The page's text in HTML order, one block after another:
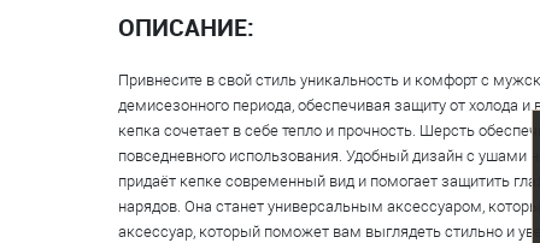
ОПИСАНИЕ:
Привнесите в свой стиль уникальность и комфорт с
демисезонного периода, обеспечивая защиту от холода
кепка сочетает в себе тепло и прочность. Шерсть
повседневного использования. Удобный дизайн с ушами
придаёт кепке современный вид и помогает защитить
нарядов. Она станет универсальным аксессуаром,
аксессуар, который поможет вам выглядеть стильно и